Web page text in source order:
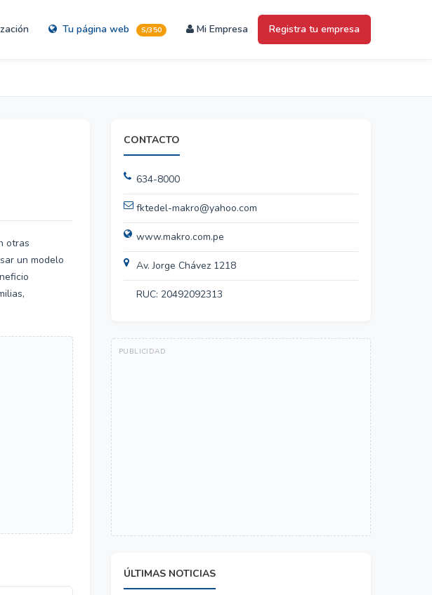
Tu página web S/350 Mi Empresa Registra tu empresa
otras
un modelo
CONTACTO
634-8000
fktedel-makro@yahoo.com
www.makro.com.pe
Av. Jorge Chávez 1218
RUC: 20492092313
ÚLTIMAS NOTICIAS